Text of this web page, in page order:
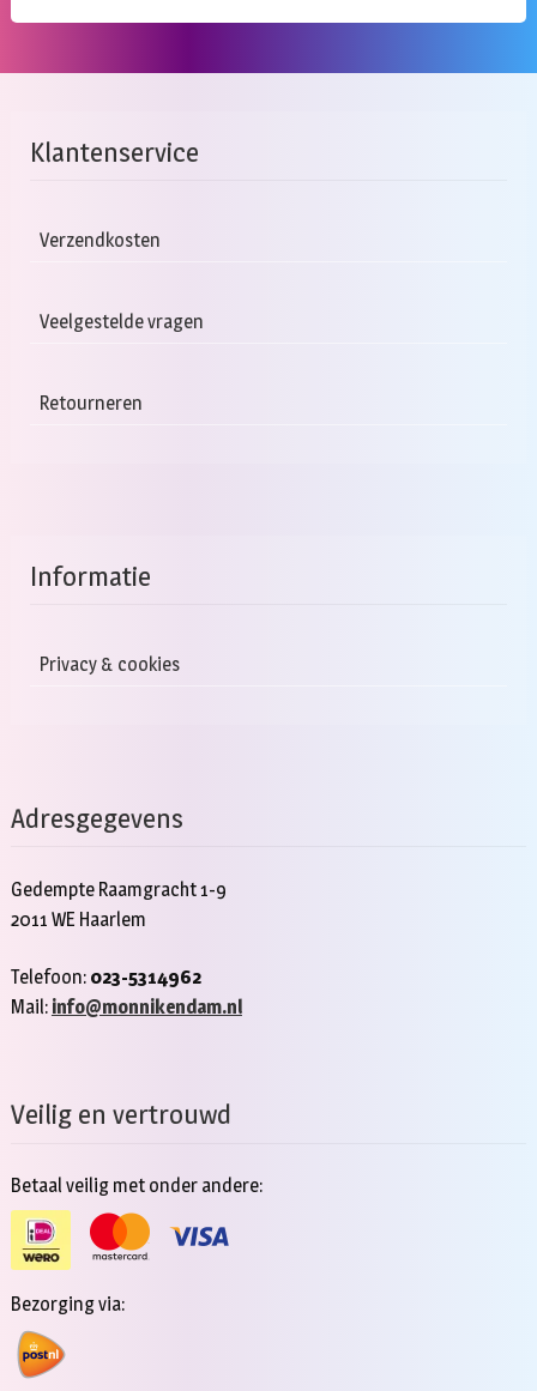
Klantenservice
Verzendkosten
Veelgestelde vragen
Retourneren
Informatie
Privacy & cookies
Adresgegevens
Gedempte Raamgracht 1-9
2011 WE Haarlem
Telefoon: 023-5314962
Mail: info@monnikendam.nl
Veilig en vertrouwd
Betaal veilig met onder andere:
Bezorging via: